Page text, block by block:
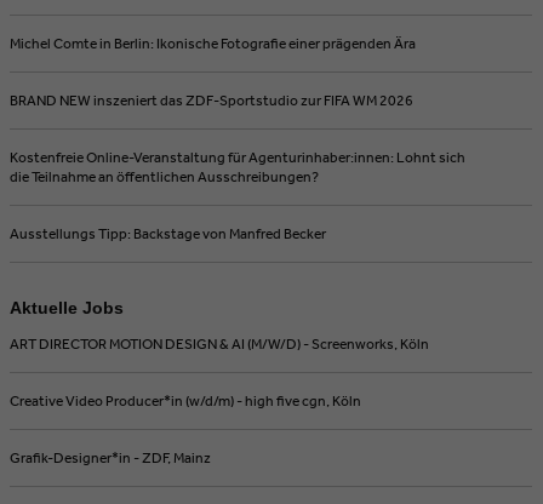
Michel Comte in Berlin: Ikonische Fotografie einer prägenden Ära
BRAND NEW inszeniert das ZDF-Sportstudio zur FIFA WM 2026
Kostenfreie Online-Veranstaltung für Agenturinhaber:innen: Lohnt sich
die Teilnahme an öffentlichen Ausschreibungen?
Ausstellungs Tipp: Backstage von Manfred Becker
Aktuelle Jobs
ART DIRECTOR MOTION DESIGN & AI (M/W/D) - Screenworks, Köln
Creative Video Producer*in (w/d/m) - high five cgn, Köln
Grafik-Designer*in - ZDF, Mainz